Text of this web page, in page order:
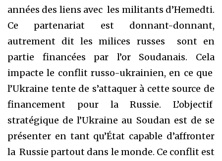
années des liens avec les militants d’Hemedti.
Ce partenariat est donnant-donnant,
autrement dit les milices russes sont en
partie financées par l’or Soudanais. Cela
impacte le conflit russo-ukrainien, en ce que
l’Ukraine tente de s’attaquer à cette source de
financement pour la Russie. L’objectif
stratégique de l’Ukraine au Soudan est de se
présenter en tant qu’État capable d’affronter
la Russie partout dans le monde. Ce conflit est